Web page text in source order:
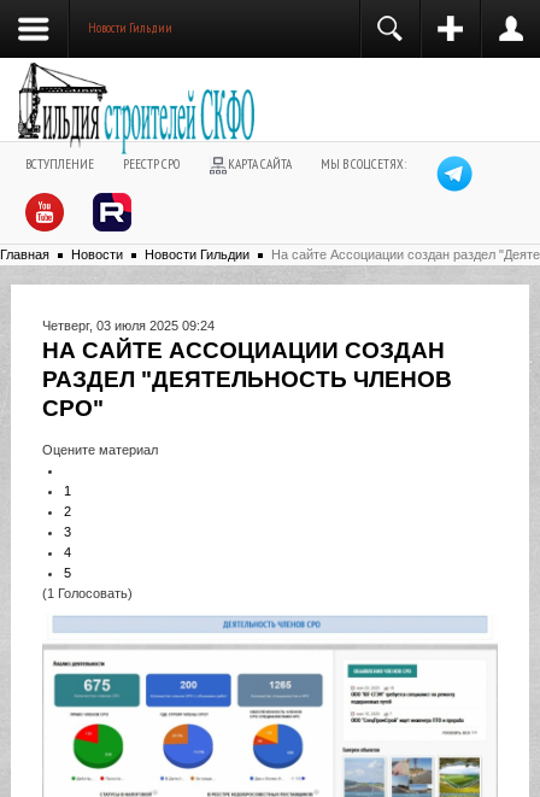
Новости Гильдии
ВСТУПЛЕНИЕ РЕЕСТР СРО КАРТА САЙТА МЫ В СОЦСЕТЯХ:
Главная Новости Новости Гильдии На сайте Ассоциации создан раздел
Четверг, 03 июля 2025 09:24
НА САЙТЕ АССОЦИАЦИИ СОЗДАН
РАЗДЕЛ "ДЕЯТЕЛЬНОСТЬ ЧЛЕНОВ
СРО"
Оцените материал
1
2
3
4
5
(1 Голосовать)